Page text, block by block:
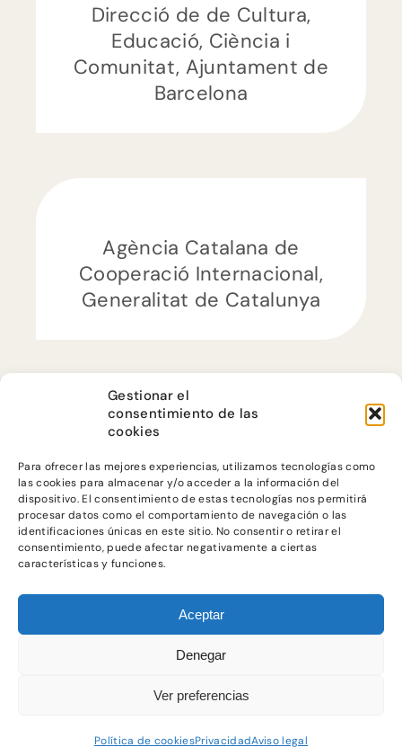
Gestionar el
consentimiento de las
cookies
Para ofrecer las mejores experiencias, utilizamos tecnologías como
las cookies para almacenar y/o acceder a la información del
dispositivo. El consentimiento de estas tecnologías nos permitirá
procesar datos como el comportamiento de navegación o las
identificaciones únicas en este sitio. No consentir o retirar el
consentimiento, puede afectar negativamente a ciertas
características y funciones.
Aceptar
Denegar
Ver preferencias
Política de cookiesPrivacidadAviso legal
Direcció de de Cultura,
Educació, Ciència i
Comunitat, Ajuntament de
Barcelona
Agència Catalana de
Cooperació Internacional,
Generalitat de Catalunya
ALIMENTARIA